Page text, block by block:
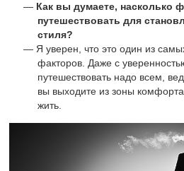
Как вы думаете, насколько
путешествовать для
стиля?
Я уверен, что это один из
факторов. Даже с
путешествовать надо всем,
вы выходите из зоны
жить.